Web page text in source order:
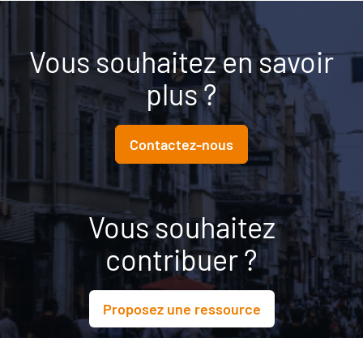
Vous souhaitez en savoir
plus ?
Contactez-nous
Vous souhaitez
contribuer ?
Proposez une ressource